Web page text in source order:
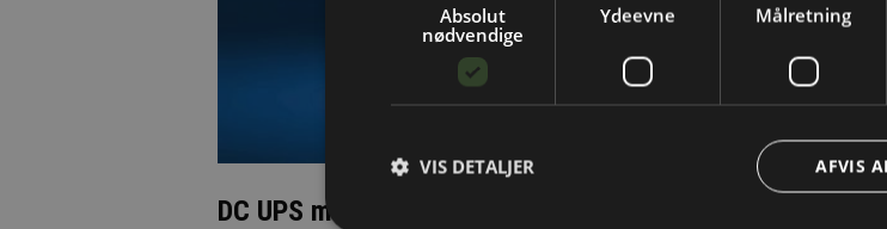
DC UPS med superkondensatorer til fejlsikrede 24V
Absolut
nødvendige
Ydeevne Målretning
AFVIS
VIS DETALJER